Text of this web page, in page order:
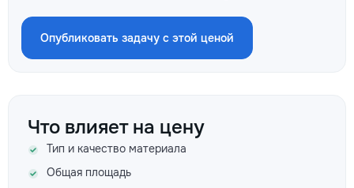
Опубликовать задачу с этой ценой
Что влияет на цену
Тип и качество материала
Общая площадь